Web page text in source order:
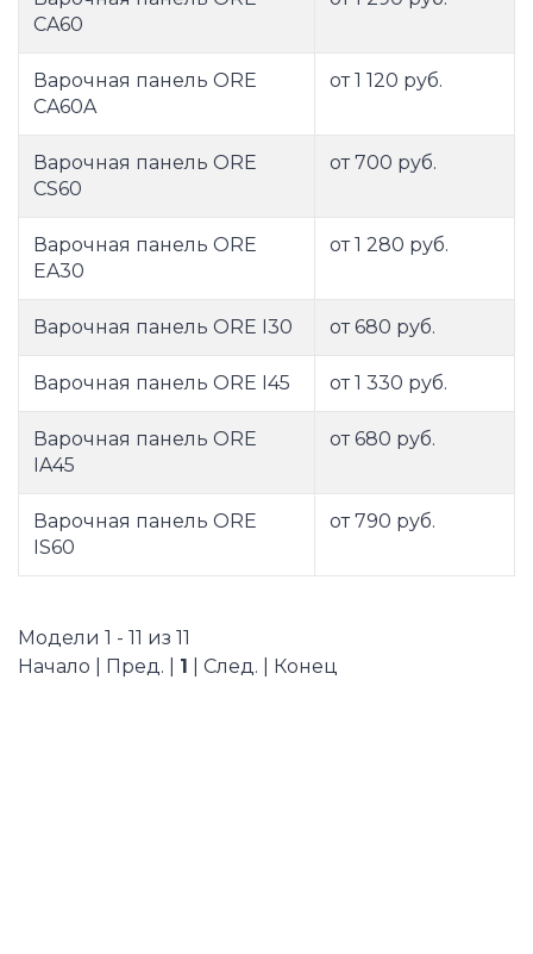
CA60
Варочная панель ORE
CA60A
от 1 120 руб.
Варочная панель ORE
CS60
от 700 руб.
Варочная панель ORE
EA30
от 1 280 руб.
Варочная панель ORE I30 от 680 руб.
Варочная панель ORE I45 от 1 330 руб.
Варочная панель ORE
IA45
от 680 руб.
Варочная панель ORE
IS60
от 790 руб.
Модели 1 - 11 из 11
Начало | Пред. | 1 | След. | Конец